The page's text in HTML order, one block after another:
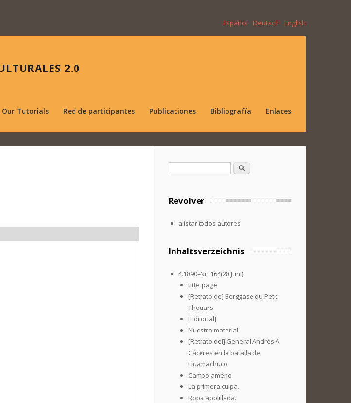
Español Deutsch English
2.0
Our Tutorials Red de participantes Publicaciones Bibliografía Enlaces
Formulario de búsqueda
Buscar
Revolver
alistar todos autores
Inhaltsverzeichnis
4.1890=Nr. 164(28.Juni)
title_page
[Retrato de] Berggase du Petit
Thouars
[Editorial]
Nuestro material.
[Retrato del] General Andrés A.
Cáceres en la batalla de
Huamachuco.
Campo ameno
La primera culpa.
Ropa apolillada.